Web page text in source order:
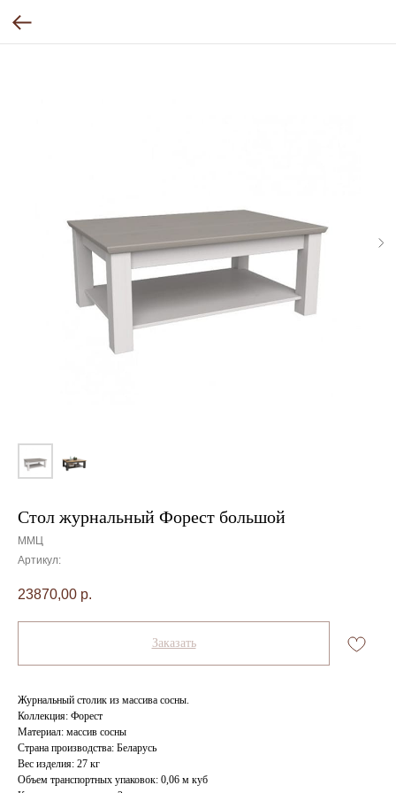
Стол журнальный Форест большой
ММЦ
Артикул:
23870,00 р.
Заказать
Журнальный столик из массива сосны.
Коллекция: Форест
Материал: массив сосны
Страна производства: Беларусь
Вес изделия: 27 кг
Объем транспортных упаковок: 0,06 м куб